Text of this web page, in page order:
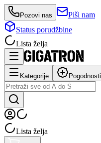
Pozovi nas
Piši nam
Status porudžbine
Lista želja
Kategorije Pogodnosti
Lista želja